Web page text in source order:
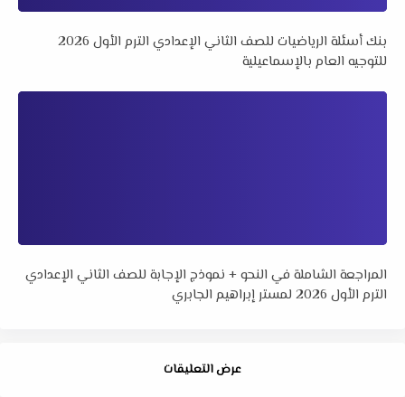
بنك أسئلة الرياضيات للصف الثاني الإعدادي الترم الأول 2026
للتوجيه العام بالإسماعيلية
المراجعة الشاملة في النحو + نموذج الإجابة للصف الثاني الإعدادي
الترم الأول 2026 لمستر إبراهيم الجابري
عرض التعليقات